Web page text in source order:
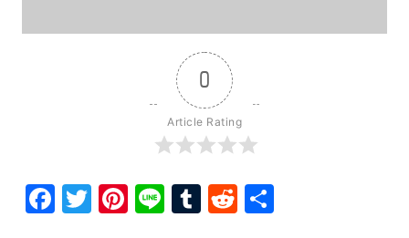
0
Article Rating
Facebook
Twitter
Pinterest
LineTumblr
Reddit